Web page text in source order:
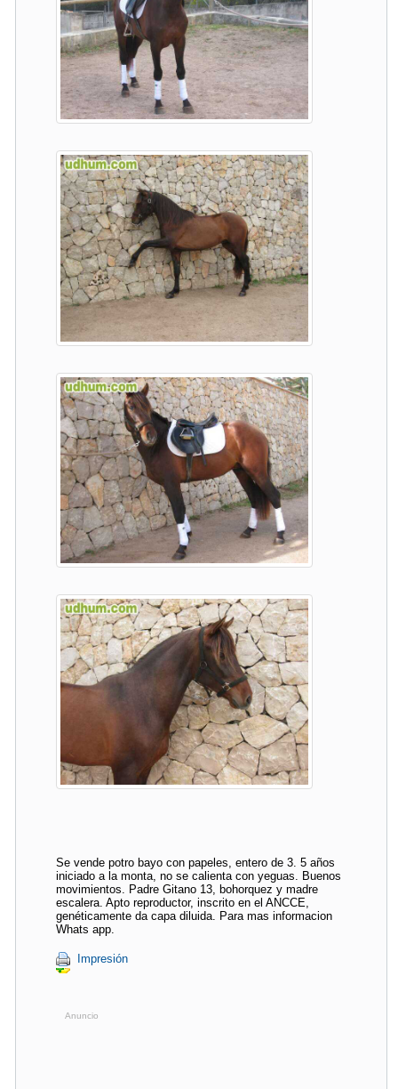
Se vende potro bayo con papeles, entero de 3. 5 años
iniciado a la monta, no se calienta con yeguas. Buenos
movimientos. Padre Gitano 13, bohorquez y madre
escalera. Apto reproductor, inscrito en el ANCCE,
genéticamente da capa diluida. Para mas informacion
Whats app.
Impresión
Anuncio